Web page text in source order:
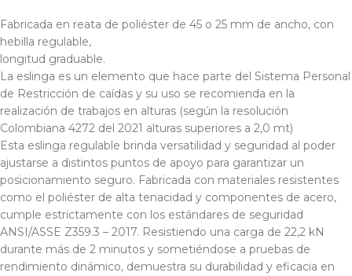
Fabricada en reata de poliéster de 45 o 25 mm de ancho, con
hebilla regulable,
longitud graduable.
La eslinga es un elemento que hace parte del Sistema Personal
de Restricción de caídas y su uso se recomienda en la
realización de trabajos en alturas (según la resolución
Colombiana 4272 del 2021 alturas superiores a 2,0 mt)
Esta eslinga regulable brinda versatilidad y seguridad al poder
ajustarse a distintos puntos de apoyo para garantizar un
posicionamiento seguro. Fabricada con materiales resistentes
como el poliéster de alta tenacidad y componentes de acero,
cumple estrictamente con los estándares de seguridad
ANSI/ASSE Z359.3 – 2017. Resistiendo una carga de 22,2 kN
durante más de 2 minutos y sometiéndose a pruebas de
rendimiento dinámico, demuestra su durabilidad y eficacia en